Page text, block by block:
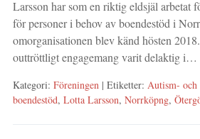
Larsson har som en riktig eldsjäl arbetat
för personer i behov av boendestöd i
omorganisationen blev känd hösten
outtröttligt engagemang varit delaktig i…
Kategori: Föreningen | Etiketter: Autism- och
boendestöd, Lotta Larsson, Norrköpng,